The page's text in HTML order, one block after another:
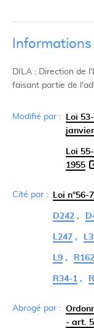
DILA : Direction de
faisant partie de
Modifié par :
Loi
Loi
1955
Cité par : Loi n°56-
D242
L247
L9 R162
R34-1
Abrogé par :
- art. 5